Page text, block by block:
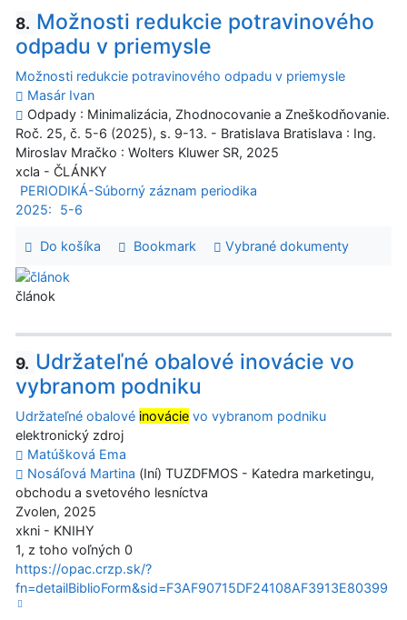
8. Možnosti redukcie potravinového
odpadu v priemysle
Možnosti redukcie potravinového odpadu v priemysle
Masár Ivan
Odpady : Minimalizácia, Zhodnocovanie a Zneškodňovanie.
Roč. 25, č. 5-6 (2025), s. 9-13. - Bratislava Bratislava : Ing.
Miroslav Mračko : Wolters Kluwer SR, 2025
xcla - ČLÁNKY
PERIODIKÁ-Súborný záznam periodika
2025:
5-6
Do košíka Bookmark Vybrané dokumenty
článok
9. Udržateľné obalové inovácie vo
vybranom podniku
Udržateľné obalové inovácie vo vybranom podniku
elektronický zdroj
Matúšková Ema
Nosáľová Martina (Iní) TUZDFMOS - Katedra marketingu,
obchodu a svetového lesníctva
Zvolen, 2025
xkni - KNIHY
1, z toho voľných 0
https://opac.crzp.sk/?
fn=detailBiblioForm&sid=F3AF90715DF24108AF3913E80399